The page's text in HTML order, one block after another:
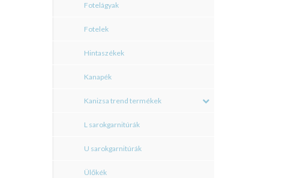
Fotelágyak
Fotelek
Hintaszékek
Kanapék
Kanizsa trend termékek
L sarokgarnitúrák
U sarokgarnitúrák
Ülőkék